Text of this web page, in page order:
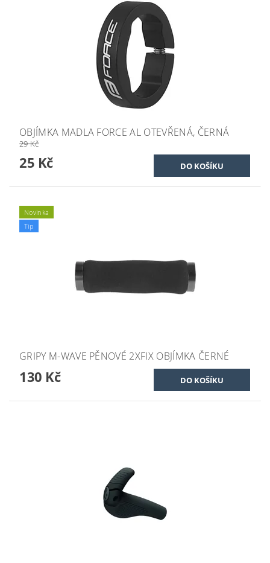
OBJÍMKA MADLA FORCE AL OTEVŘENÁ, ČERNÁ
29 Kč
25 Kč
Novinka
Tip
GRIPY M-WAVE PĚNOVÉ 2XFIX OBJÍMKA ČERNÉ
130 Kč